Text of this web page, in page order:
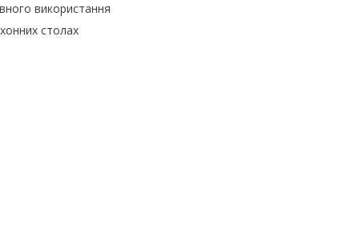
використання
столах